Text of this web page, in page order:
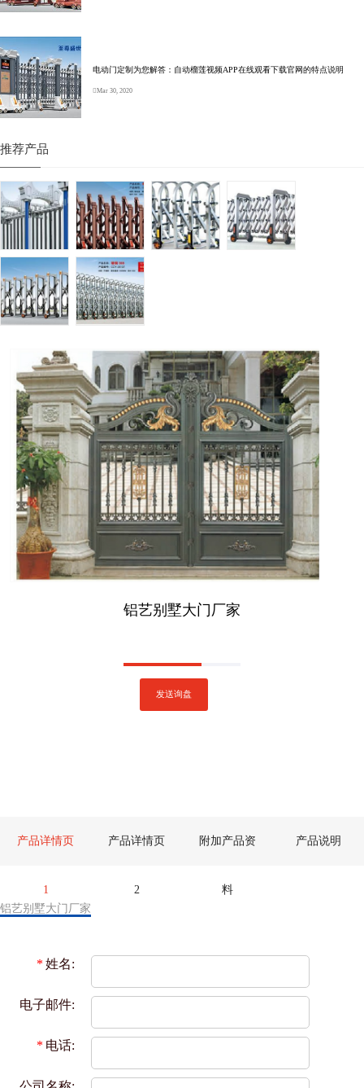
铝艺别墅大门厂家
发送询盘
产品详情页
1
产品详情页
2
附加产品资
料
产品说明
铝艺别墅大门厂家
* 姓名:
电子邮件:
* 电话:
电动门定制为您解答：自动榴莲视频APP在线观看下载官网的特点说明
Mar 30, 2020
推荐产品